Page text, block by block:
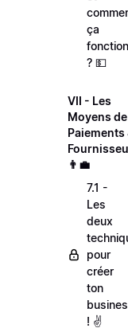
ça
? 💵
VII - Les
Moyens de
Paiements
👨‍💼
7.1 -
Les
deux
pour
créer
ton
! ✌️